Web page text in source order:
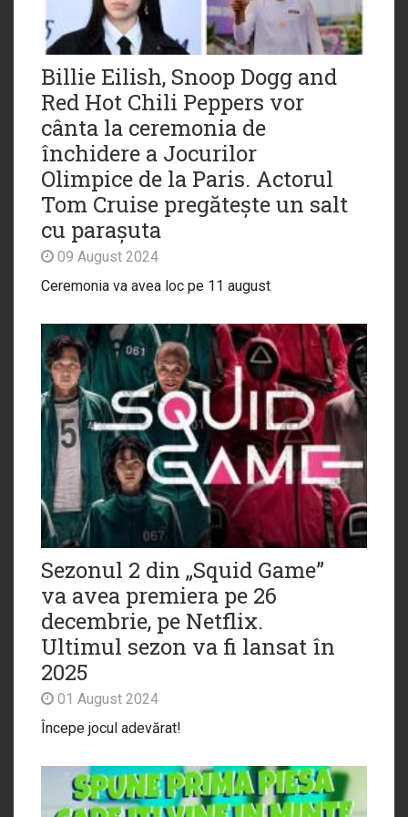
Billie Eilish, Snoop Dogg and
Red Hot Chili Peppers vor
cânta la ceremonia de
închidere a Jocurilor
Olimpice de la Paris. Actorul
Tom Cruise pregătește un salt
cu parașuta
09 August 2024
Ceremonia va avea loc pe 11 august
Sezonul 2 din „Squid Game”
va avea premiera pe 26
decembrie, pe Netflix.
Ultimul sezon va fi lansat în
2025
01 August 2024
Începe jocul adevărat!